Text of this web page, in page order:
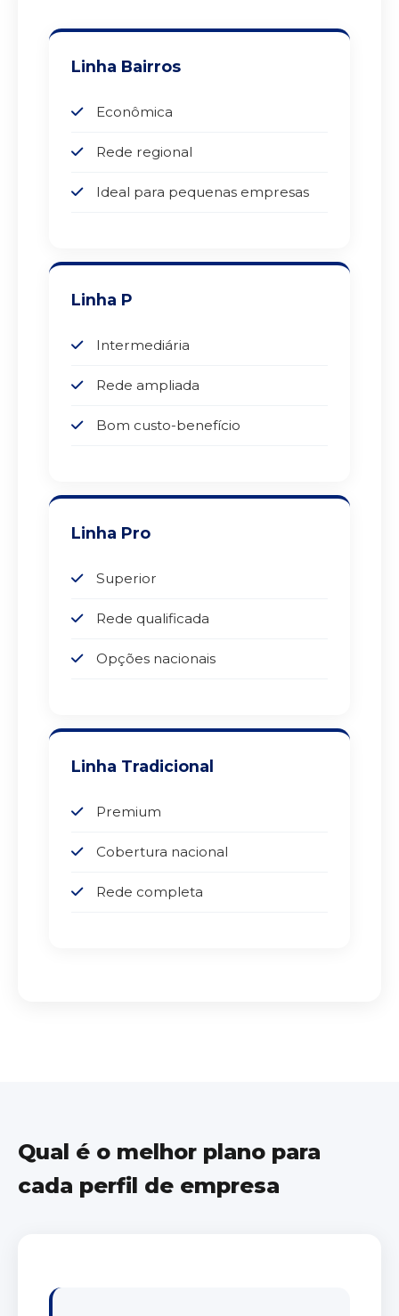
Linha Bairros
Econômica
Rede regional
Ideal para pequenas empresas
Linha P
Intermediária
Rede ampliada
Bom custo-benefício
Linha Pro
Superior
Rede qualificada
Opções nacionais
Linha Tradicional
Premium
Cobertura nacional
Rede completa
Qual é o melhor plano para
cada perfil de empresa